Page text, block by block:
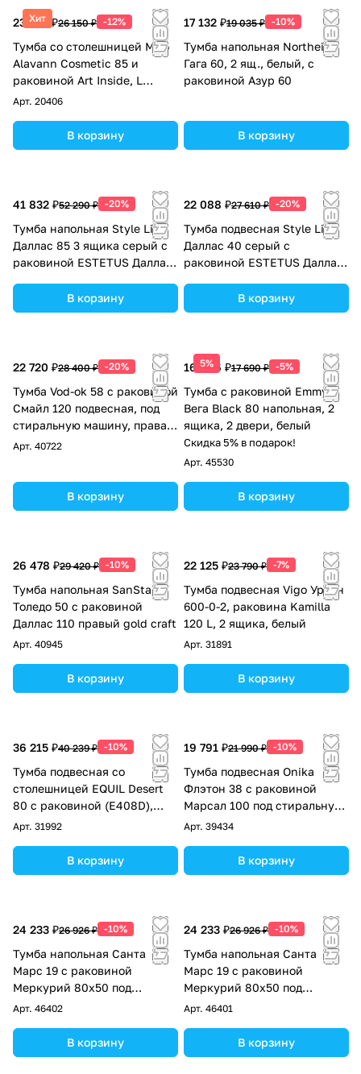
Хит
23 012 ₽26 150 ₽ -12%
Тумба со столешницей Мдф
Alavann Cosmetic 85 и
раковиной Art Inside, L
левая, корзина, под
Арт. 20406
В корзину
17 132 ₽19 035 ₽ -10%
Тумба напольная Northeis
Гага 60, 2 ящ., белый, с
раковиной Азур 60
В корзину
41 832 ₽52 290 ₽ -20%
Тумба напольная Style Line
Даллас 85 3 ящика серый с
раковиной ESTETUS Даллас
В корзину
22 088 ₽27 610 ₽ -20%
Тумба подвесная Style Line
Даллас 40 серый с
раковиной ESTETUS Даллас
В корзину
22 720 ₽28 400 ₽ -20%
Тумба Vod-ok 58 с раковиной
Смайл 120 подвесная, под
стиральную машину, правая,
Дуб Тортуга
Арт. 40722
В корзину
5%
16 806 ₽17 690 ₽ -5%
Тумба с раковиной Emmy
Вега Black 80 напольная, 2
ящика, 2 двери, белый
Скидка 5% в подарок!
Арт. 45530
В корзину
26 478 ₽29 420 ₽ -10%
Тумба напольная SanStar
Толедо 50 с раковиной
Даллас 110 правый gold craft
Арт. 40945
В корзину
22 125 ₽23 790 ₽ -7%
Тумба подвесная Vigo Урбан
600-0-2, раковина Kamilla
120 L, 2 ящика, белый
Арт. 31891
В корзину
36 215 ₽40 239 ₽ -10%
Тумба подвесная со
столешницей EQUIL Desert
80 с раковиной (Е408D),
амарок
Арт. 31992
В корзину
19 791 ₽21 990 ₽ -10%
Тумба подвесная Onika
Флэтон 38 с раковиной
Марсал 100 под стиральную
машину, R, белая
Арт. 39434
В корзину
24 233 ₽26 926 ₽ -10%
Тумба напольная Санта
Марс 19 с раковиной
Меркурий 80х50 под
стиральную машину левая,
Арт. 46402
В корзину
24 233 ₽26 926 ₽ -10%
Тумба напольная Санта
Марс 19 с раковиной
Меркурий 80х50 под
стиральную машину правая,
Арт. 46401
В корзину